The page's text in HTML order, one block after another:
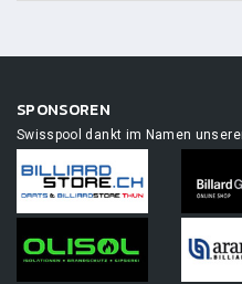
SPONSOREN
Swisspool dankt im Namen